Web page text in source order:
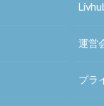
運営
プラ